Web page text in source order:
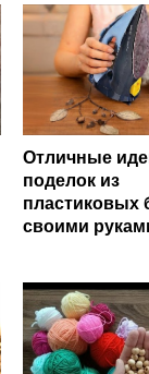
Отличные
поделок из
пластиковых
своими